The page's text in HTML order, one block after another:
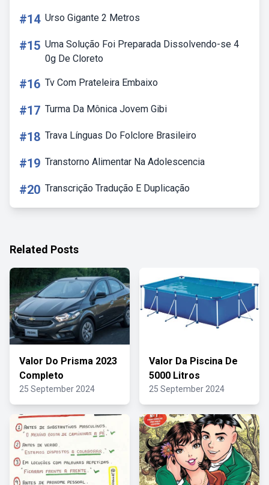
#14 Urso Gigante 2 Metros
#15 Uma Solução Foi Preparada Dissolvendo-se 4
0g De Cloreto
#16 Tv Com Prateleira Embaixo
#17 Turma Da Mônica Jovem Gibi
#18 Trava Línguas Do Folclore Brasileiro
#19 Transtorno Alimentar Na Adolescencia
#20 Transcrição Tradução E Duplicação
Related Posts
Valor Do Prisma 2023
Completo
25 September 2024
Valor Da Piscina De
5000 Litros
25 September 2024